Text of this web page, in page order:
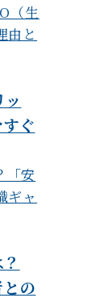
ぐ
の